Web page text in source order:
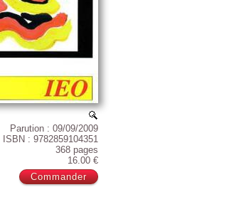
Parution : 09/09/2009
ISBN : 9782859104351
368 pages
16.00 €